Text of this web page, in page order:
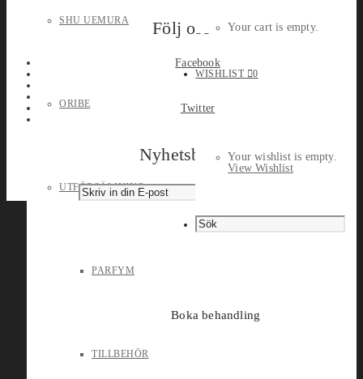
SHU UEMURA
ORIBE
UTFÖRSÄLJNING
PARFYM
TILLBEHÖR
Your cart is empty.
WISHLIST 0
Your wishlist is empty.
View Wishlist
Boka behandling
Följ oss
Facebook
Twitter
Nyhetsbrev